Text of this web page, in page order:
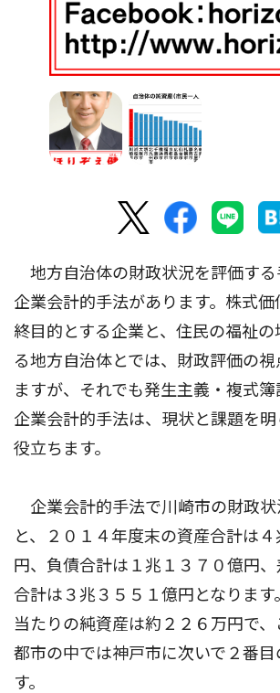
地方自治体の財政状況を評価する
企業会計的手法があります。株式
終目的とする企業と、住民の福祉の
る地方自治体とでは、財政評価の視
ますが、それでも発生主義・複式簿
企業会計的手法は、現状と課題を
役立ちます。
企業会計的手法で川崎市の財政状
と、２０１４年度末の資産合計は
円、負債合計は１兆１３７０億円
合計は３兆３５５１億円となります
当たりの純資産は約２２６万円で
都市の中では神戸市に次いで２番目
す。